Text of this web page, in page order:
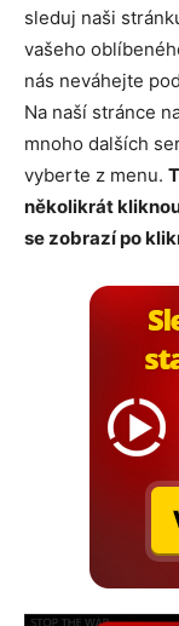
sleduj naši
vašeho
nás neváhejte
Na naší stránce
mnoho dalších
vyberte z menu.
několikrát
se zobrazí po